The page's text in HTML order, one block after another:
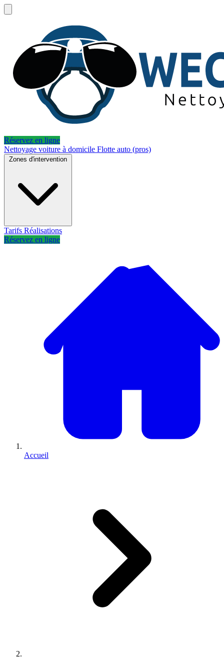
Réservez en ligne
Nettoyage voiture à domicile Flotte auto (pros)
Zones d'intervention
Tarifs Réalisations
Réservez en ligne
Accueil